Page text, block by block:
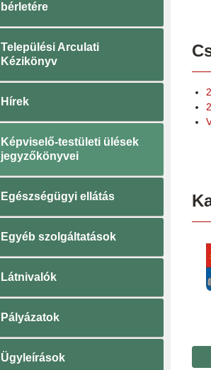
bérletére
Települési Arculati
Kézikönyv
Hírek
Képviselő-testületi ülések
jegyzőkönyvei
Egészségügyi ellátás
Egyéb szolgáltatások
Látnivalók
Pályázatok
Ügyleírások